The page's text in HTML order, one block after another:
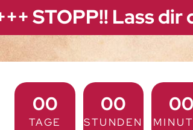
STOPP!! Lass
00
TAGE
00
STUNDEN
00